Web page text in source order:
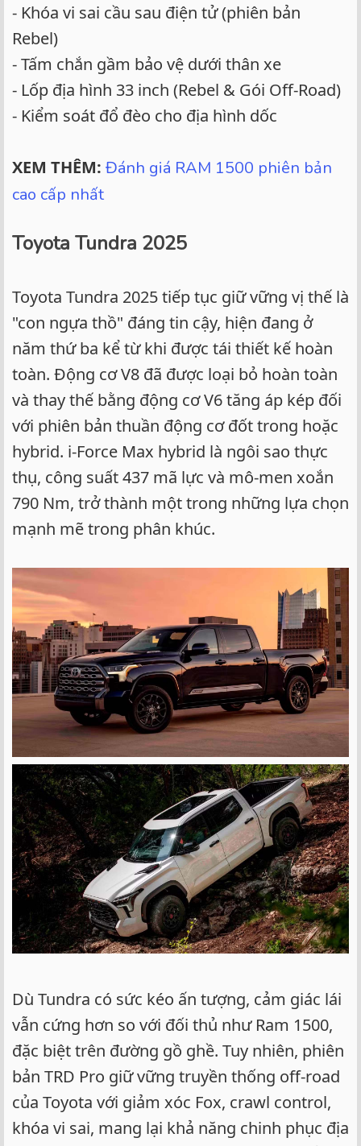
- Khóa vi sai cầu sau điện tử (phiên bản
Rebel)
- Tấm chắn gầm bảo vệ dưới thân xe
- Lốp địa hình 33 inch (Rebel & Gói Off-Road)
- Kiểm soát đổ đèo cho địa hình dốc
XEM THÊM: Đánh giá RAM 1500 phiên bản
cao cấp nhất
Toyota Tundra 2025
Toyota Tundra 2025 tiếp tục giữ vững vị thế là
"con ngựa thồ" đáng tin cậy, hiện đang ở
năm thứ ba kể từ khi được tái thiết kế hoàn
toàn. Động cơ V8 đã được loại bỏ hoàn toàn
và thay thế bằng động cơ V6 tăng áp kép đối
với phiên bản thuần động cơ đốt trong hoặc
hybrid. i-Force Max hybrid là ngôi sao thực
thụ, công suất 437 mã lực và mô-men xoắn
790 Nm, trở thành một trong những lựa chọn
mạnh mẽ trong phân khúc.
Dù Tundra có sức kéo ấn tượng, cảm giác lái
vẫn cứng hơn so với đối thủ như Ram 1500,
đặc biệt trên đường gồ ghề. Tuy nhiên, phiên
bản TRD Pro giữ vững truyền thống off-road
của Toyota với giảm xóc Fox, crawl control,
khóa vi sai, mang lại khả năng chinh phục địa